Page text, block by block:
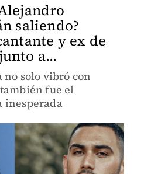
saliendo?
y ex de
a...
no solo vibró con
fue el
inesperada